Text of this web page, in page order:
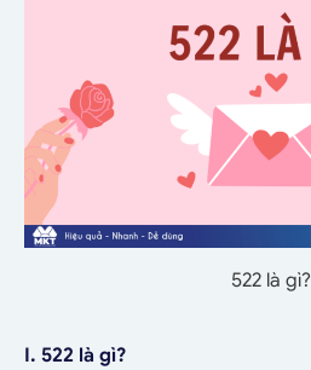
522 là gì?
I. 522 là gì?